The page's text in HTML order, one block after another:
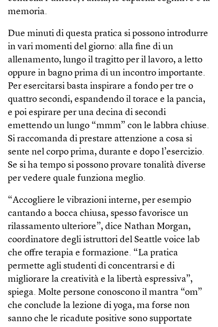
memoria.
Due minuti di questa pratica si possono introdurre
in vari momenti del giorno: alla fine di un
allenamento, lungo il tragitto per il lavoro, a letto
oppure in bagno prima di un incontro importante.
Per esercitarsi basta inspirare a fondo per tre o
quattro secondi, espandendo il torace e la pancia,
e poi espirare per una decina di secondi
emettendo un lungo “mmm” con le labbra chiuse.
Si raccomanda di prestare attenzione a cosa si
sente nel corpo prima, durante e dopo l’esercizio.
Se si ha tempo si possono provare tonalità diverse
per vedere quale funziona meglio.
“Accogliere le vibrazioni interne, per esempio
cantando a bocca chiusa, spesso favorisce un
rilassamento ulteriore”, dice Nathan Morgan,
coordinatore degli istruttori del Seattle voice lab
che offre terapia e formazione. “La pratica
permette agli studenti di concentrarsi e di
migliorare la creatività e la libertà espressiva”,
spiega. Molte persone conoscono il mantra “om”
che conclude la lezione di yoga, ma forse non
sanno che le ricadute positive sono supportate